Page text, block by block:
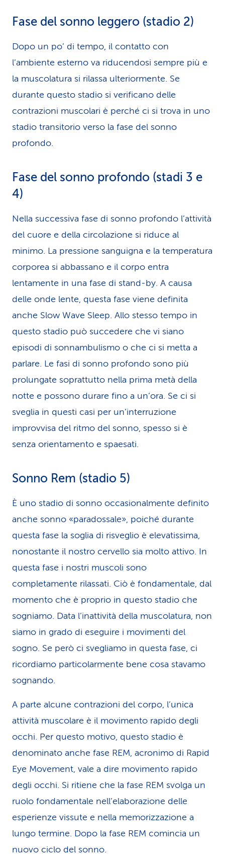
Fase del sonno leggero (stadio 2)
Dopo un po’ di tempo, il contatto con
l’ambiente esterno va riducendosi sempre più e
la muscolatura si rilassa ulteriormente. Se
durante questo stadio si verificano delle
contrazioni muscolari è perché ci si trova in uno
stadio transitorio verso la fase del sonno
profondo.
Fase del sonno profondo (stadi 3 e
4)
Nella successiva fase di sonno profondo l’attività
del cuore e della circolazione si riduce al
minimo. La pressione sanguigna e la temperatura
corporea si abbassano e il corpo entra
lentamente in una fase di stand-by. A causa
delle onde lente, questa fase viene definita
anche Slow Wave Sleep. Allo stesso tempo in
questo stadio può succedere che vi siano
episodi di sonnambulismo o che ci si metta a
parlare. Le fasi di sonno profondo sono più
prolungate soprattutto nella prima metà della
notte e possono durare fino a un’ora. Se ci si
sveglia in questi casi per un’interruzione
improvvisa del ritmo del sonno, spesso si è
senza orientamento e spaesati.
Sonno Rem (stadio 5)
È uno stadio di sonno occasionalmente definito
anche sonno «paradossale», poiché durante
questa fase la soglia di risveglio è elevatissima,
nonostante il nostro cervello sia molto attivo. In
questa fase i nostri muscoli sono
completamente rilassati. Ciò è fondamentale, dal
momento che è proprio in questo stadio che
sogniamo. Data l’inattività della muscolatura, non
siamo in grado di eseguire i movimenti del
sogno. Se però ci svegliamo in questa fase, ci
ricordiamo particolarmente bene cosa stavamo
sognando.
A parte alcune contrazioni del corpo, l’unica
attività muscolare è il movimento rapido degli
occhi. Per questo motivo, questo stadio è
denominato anche fase REM, acronimo di Rapid
Eye Movement, vale a dire movimento rapido
degli occhi. Si ritiene che la fase REM svolga un
ruolo fondamentale nell’elaborazione delle
esperienze vissute e nella memorizzazione a
lungo termine. Dopo la fase REM comincia un
nuovo ciclo del sonno.